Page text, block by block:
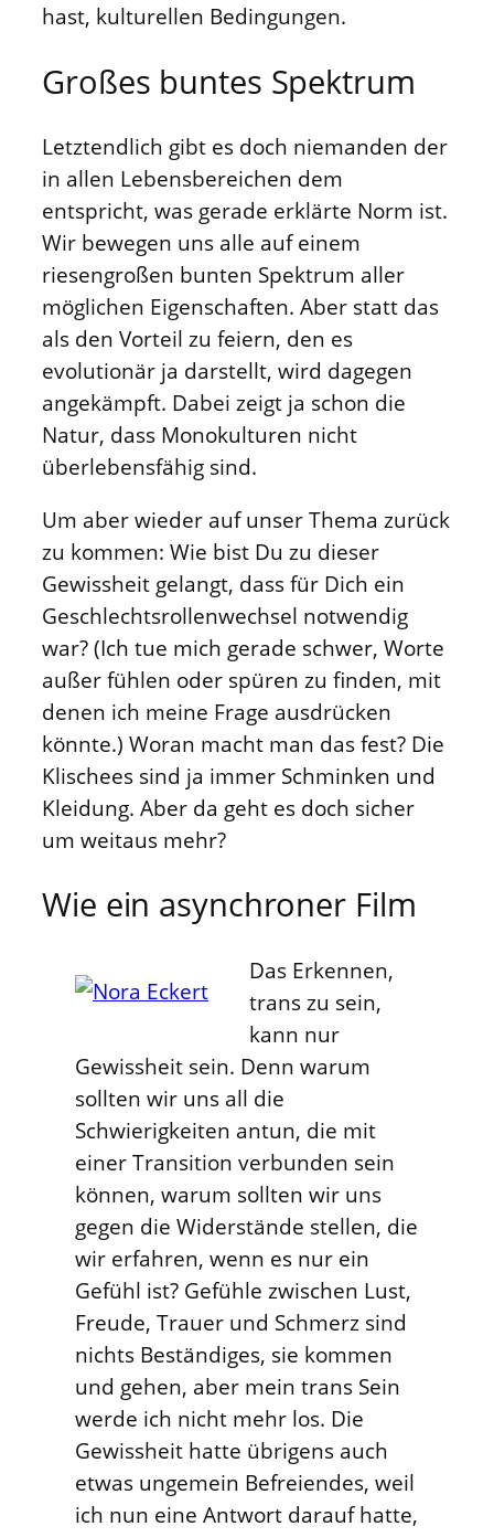
hast, kulturellen Bedingungen.
Großes buntes Spektrum
Letztendlich gibt es doch niemanden der
in allen Lebensbereichen dem
entspricht, was gerade erklärte Norm ist.
Wir bewegen uns alle auf einem
riesengroßen bunten Spektrum aller
möglichen Eigenschaften. Aber statt das
als den Vorteil zu feiern, den es
evolutionär ja darstellt, wird dagegen
angekämpft. Dabei zeigt ja schon die
Natur, dass Monokulturen nicht
überlebensfähig sind.
Um aber wieder auf unser Thema zurück
zu kommen: Wie bist Du zu dieser
Gewissheit gelangt, dass für Dich ein
Geschlechtsrollenwechsel notwendig
war? (Ich tue mich gerade schwer, Worte
außer fühlen oder spüren zu finden, mit
denen ich meine Frage ausdrücken
könnte.) Woran macht man das fest? Die
Klischees sind ja immer Schminken und
Kleidung. Aber da geht es doch sicher
um weitaus mehr?
Wie ein asynchroner Film
Das Erkennen,
trans zu sein,
kann nur
Gewissheit sein. Denn warum
sollten wir uns all die
Schwierigkeiten antun, die mit
einer Transition verbunden sein
können, warum sollten wir uns
gegen die Widerstände stellen, die
wir erfahren, wenn es nur ein
Gefühl ist? Gefühle zwischen Lust,
Freude, Trauer und Schmerz sind
nichts Beständiges, sie kommen
und gehen, aber mein trans Sein
werde ich nicht mehr los. Die
Gewissheit hatte übrigens auch
etwas ungemein Befreiendes, weil
ich nun eine Antwort darauf hatte,